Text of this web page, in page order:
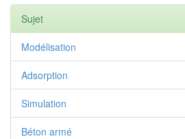
Sujet
Modélisation
Adsorption
Simulation
Béton armé